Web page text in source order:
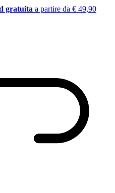
gratuita a partire da € 49,90